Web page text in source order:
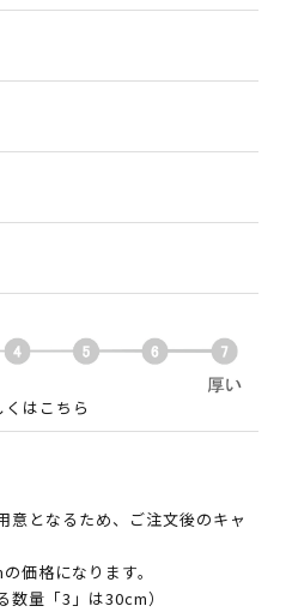
はこちら
意となるため、ご注文後のキャ
価格になります。
数量「3」は30cm）